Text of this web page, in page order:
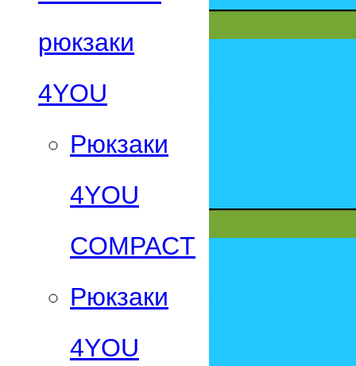
рюкзаки
4YOU
Рюкзаки
4YOU
СOMPACT
Рюкзаки
4YOU